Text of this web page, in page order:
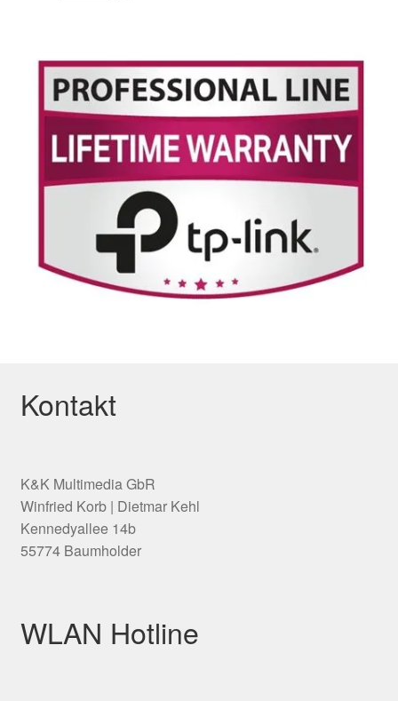
Kontakt
K&K Multimedia GbR
Winfried Korb | Dietmar Kehl
Kennedyallee 14b
55774 Baumholder
WLAN Hotline